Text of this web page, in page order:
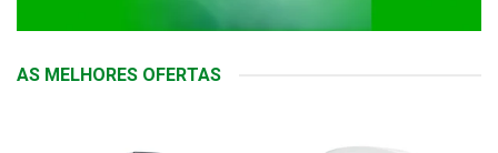
AS MELHORES OFERTAS